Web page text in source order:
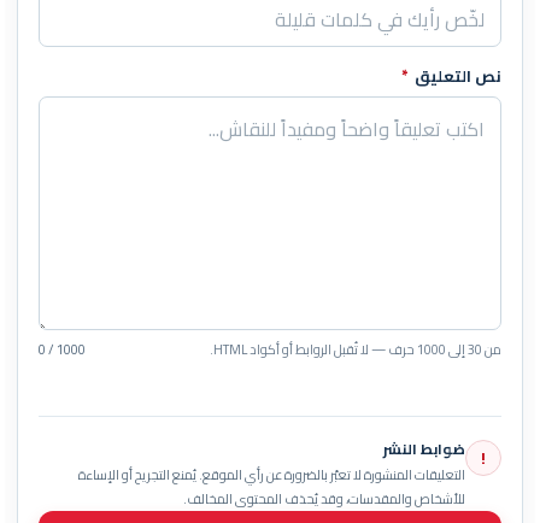
نص التعليق *
من 30 إلى 1000 حرف — لا تُقبل الروابط أو أكواد HTML. 0 / 1000
! ضوابط النشر
التعليقات المنشورة لا تعبّر بالضرورة عن رأي الموقع. يُمنع التجريح أو الإساءة
للأشخاص والمقدسات، وقد يُحذف المحتوى المخالف.